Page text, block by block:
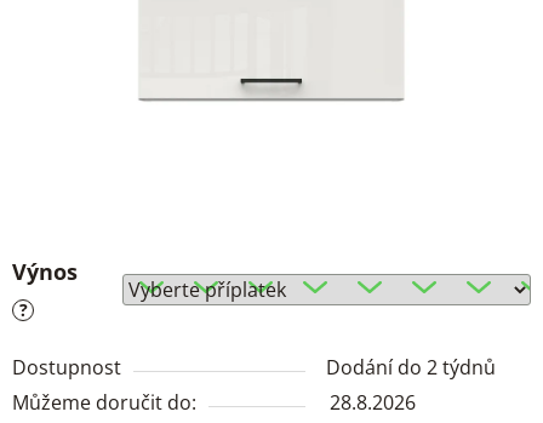
Výnos
?
Dostupnost
Dodání do 2 týdnů
Můžeme doručit do:
28.8.2026